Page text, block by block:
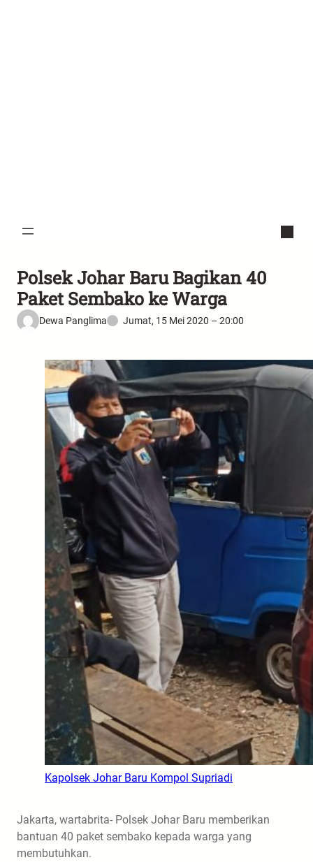
Polsek Johar Baru Bagikan 40
Paket Sembako ke Warga
Dewa Panglima Jumat, 15 Mei 2020 – 20:00
Kapolsek Johar Baru Kompol Supriadi
Jakarta, wartabrita- Polsek Johar Baru memberikan
bantuan 40 paket sembako kepada warga yang
membutuhkan.